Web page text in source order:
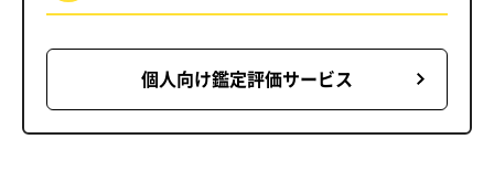
個人向け鑑定評価サービス